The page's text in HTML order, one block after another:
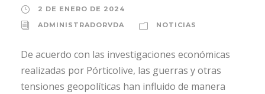
2 DE ENERO DE 2024
ADMINISTRADORVDA
NOTICIAS
De acuerdo con las investigaciones económicas
realizadas por Pórticolive, las guerras y otras
tensiones geopolíticas han influido de manera